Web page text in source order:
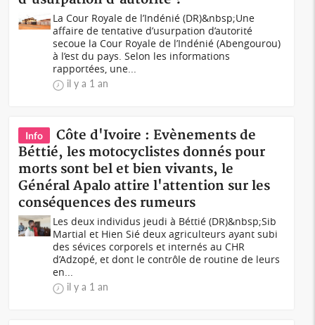
La Cour Royale de l’Indénié (DR)&nbsp;Une
affaire de tentative d’usurpation d’autorité
secoue la Cour Royale de l’Indénié (Abengourou)
à l’est du pays. Selon les informations
rapportées, une...
il y a 1 an
Info
Côte d'Ivoire : Evènements de
Béttié, les motocyclistes donnés pour
morts sont bel et bien vivants, le
Général Apalo attire l'attention sur les
conséquences des rumeurs
Les deux individus jeudi à Béttié (DR)&nbsp;Sib
Martial et Hien Sié deux agriculteurs ayant subi
des sévices corporels et internés au CHR
d’Adzopé, et dont le contrôle de routine de leurs
en...
il y a 1 an